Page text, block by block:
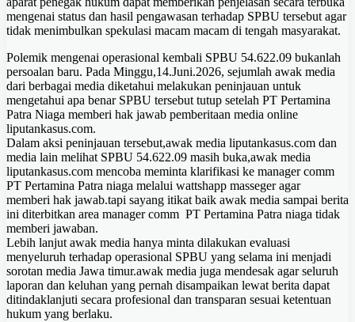
mengenai status dan hasil pengawasan terhadap SPBU tersebut agar
tidak menimbulkan spekulasi macam macam di tengah masyarakat.
Polemik mengenai operasional kembali SPBU 54.622.09 bukanlah
persoalan baru. Pada Minggu,14.Juni.2026, sejumlah awak media
dari berbagai media diketahui melakukan peninjauan untuk
mengetahui apa benar SPBU tersebut tutup setelah PT Pertamina
Patra Niaga memberi hak jawab pemberitaan media online
liputankasus.com.
Dalam aksi peninjauan tersebut,awak media liputankasus.com dan
media lain melihat SPBU 54.622.09 masih buka,awak media
liputankasus.com mencoba meminta klarifikasi ke manager comm
PT Pertamina Patra niaga melalui wattshapp masseger agar
memberi hak jawab.tapi sayang itikat baik awak media sampai berita
ini diterbitkan area manager comm PT Pertamina Patra niaga tidak
memberi jawaban.
Lebih lanjut awak media hanya minta dilakukan evaluasi
menyeluruh terhadap operasional SPBU yang selama ini menjadi
sorotan media Jawa timur.awak media juga mendesak agar seluruh
laporan dan keluhan yang pernah disampaikan lewat berita dapat
ditindaklanjuti secara profesional dan transparan sesuai ketentuan
hukum yang berlaku.